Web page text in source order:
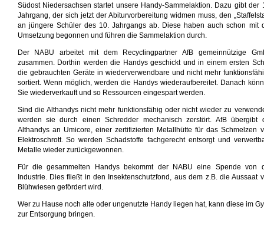
Südost Niedersachsen startet unsere Handy-Sammelaktion. Dazu gibt der
Jahrgang, der sich jetzt der Abiturvorbereitung widmen muss, den
an jüngere Schüler des 10. Jahrgangs ab. Diese haben auch schon mit
Umsetzung begonnen und führen die Sammelaktion durch.
Der NABU arbeitet mit dem Recyclingpartner AfB gemeinnützige
zusammen. Dorthin werden die Handys geschickt und in einem ersten
die gebrauchten Geräte in wiederverwendbare und nicht mehr
sortiert. Wenn möglich, werden die Handys wiederaufbereitet. Danach
Sie wiederverkauft und so Ressourcen eingespart werden.
Sind die Althandys nicht mehr funktionsfähig oder nicht wieder zu
werden sie durch einen Schredder mechanisch zerstört. AfB übergibt
Althandys an Umicore, einer zertifizierten Metallhütte für das Schmelzen
Elektroschrott. So werden Schadstoffe fachgerecht entsorgt und
Metalle wieder zurückgewonnen.
Für die gesammelten Handys bekommt der NABU eine Spende von
Industrie. Dies fließt in den Insektenschutzfond, aus dem z.B. die Aussaat
Blühwiesen gefördert wird.
Wer zu Hause noch alte oder ungenutzte Handy liegen hat, kann diese im
zur Entsorgung bringen.